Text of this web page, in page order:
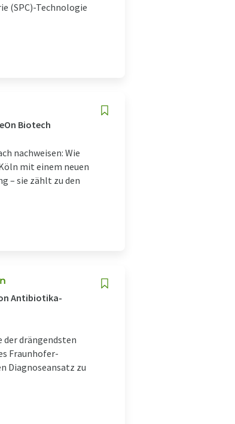
(SPC)-Technologie
Biotech
nachweisen: Wie
mit einem neuen
– sie zählt zu den
Antibiotika-
drängendsten
Fraunhofer-
Diagnoseansatz zu